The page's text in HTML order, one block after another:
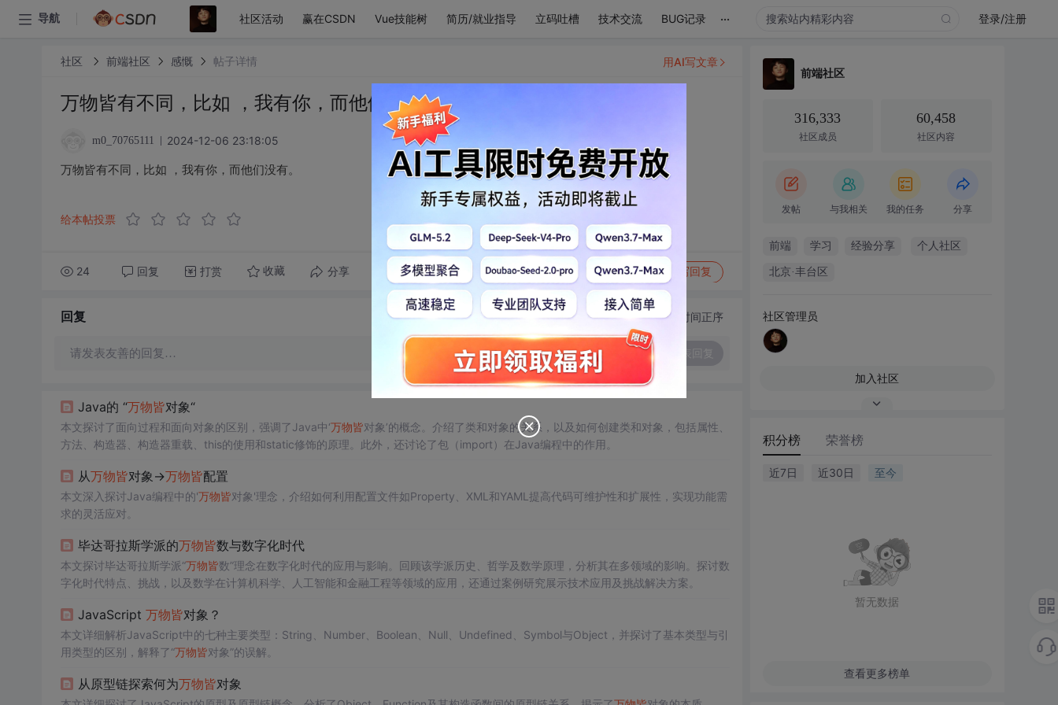
导航 社区活动 赢在CSDN Vue技能树 简历/就业指导 立码吐槽 技术交流 BUG记录 ... 登录/注册
社区 前端社区 感慨 帖子详情
万物皆有不同，比如 ，我有你，而他们没有。
m0_70765111 2024-12-06 23:18:05
万物皆有不同，比如 ，我有你，而他们没有。
给本帖投票
24 回复 打赏 收藏 分享 转发到动态 举报 写回复
用AI写文章
回复 切换为时间正序
请发表友善的回复…
Java的 “万物皆对象“
本文探讨了面向过程和面向对象的区别，强调了Java中‘万物皆对象’的概念。介绍了类和对象的关系，以及如何创建类和对象，包括属性、
方法、构造器、构造器重载、this的使用和static修饰的原理。此外，还讨论了包（import）在Java编程中的作用。
从万物皆对象->万物皆配置
本文深入探讨Java编程中的'万物皆对象'理念，介绍如何利用配置文件如Property、XML和YAML提高代码可维护性和扩展性，实现功能需
求的灵活应对。
毕达哥拉斯学派的万物皆数与数字化时代
本文探讨毕达哥拉斯学派“万物皆数”理念在数字化时代的应用与影响。回顾该学派历史、哲学及数学原理，分析其在多领域的影响。探讨数
字化时代特点、挑战，以及数学在计算机科学、人工智能和金融工程等领域的应用，还通过案例研究展示技术应用及挑战解决方案。
JavaScript 万物皆对象？
本文详细解析JavaScript中的七种主要类型：String、Number、Boolean、Null、Undefined、Symbol与Object，并探讨了基本类型与引
用类型的区别，解释了“万物皆对象”的误解。
从原型链探索何为万物皆对象
前端社区
316,333
社区成员
60,458
社区内容
发帖 与我相关 我的任务 分享
前端 学习 经验分享 个人社区
北京·丰台区
社区管理员
加入社区
积分榜 荣誉榜
近7日 近30日 至今
暂无数据
查看更多榜单